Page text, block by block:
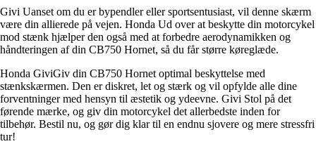
Givi Uanset om du er bypendler eller sportsentusiast, vil denne skærm
være din allierede på vejen. Honda Ud over at beskytte din motorcykel
mod stænk hjælper den også med at forbedre aerodynamikken og
håndteringen af din CB750 Hornet, så du får større køreglæde.
Honda GiviGiv din CB750 Hornet optimal beskyttelse med
stænkskærmen. Den er diskret, let og stærk og vil opfylde alle dine
forventninger med hensyn til æstetik og ydeevne. Givi Stol på det
førende mærke, og giv din motorcykel det allerbedste inden for
tilbehør. Bestil nu, og gør dig klar til en endnu sjovere og mere stressfri
tur!